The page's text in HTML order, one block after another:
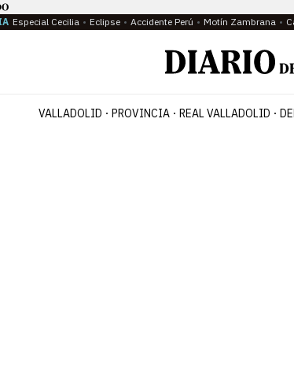
Especial Cecilia Eclipse Accidente Perú Motín Zambrana
VALLADOLID PROVINCIA REAL VALLADOLID